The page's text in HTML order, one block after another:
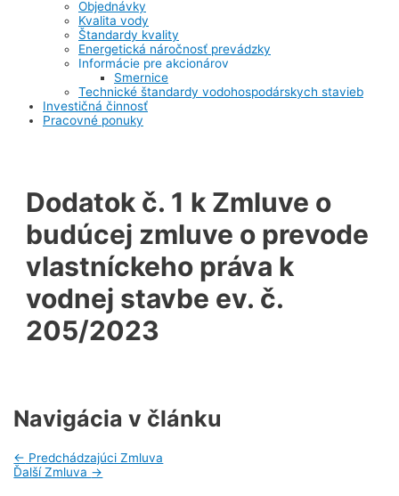
Objednávky
Kvalita vody
Štandardy kvality
Energetická náročnosť prevádzky
Informácie pre akcionárov
Smernice
Technické štandardy vodohospodárskych stavieb
Investičná činnosť
Pracovné ponuky
Dodatok č. 1 k Zmluve o
budúcej zmluve o prevode
vlastníckeho práva k
vodnej stavbe ev. č.
205/2023
Navigácia v článku
← Predchádzajúci Zmluva
Ďalší Zmluva →